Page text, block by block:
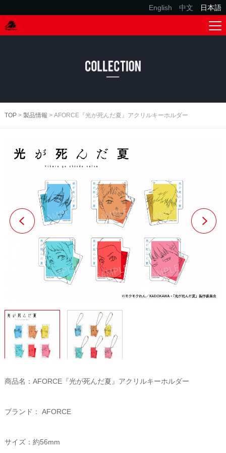
English 中文 日本語
TOP> 製品情報 > AFORCE『光が死んだ夏』アクリルキーホルダー
商品名：AFORCE『光が死んだ夏』アクリルキーホルダー
ブランド： AFORCE
サイズ：約56mm